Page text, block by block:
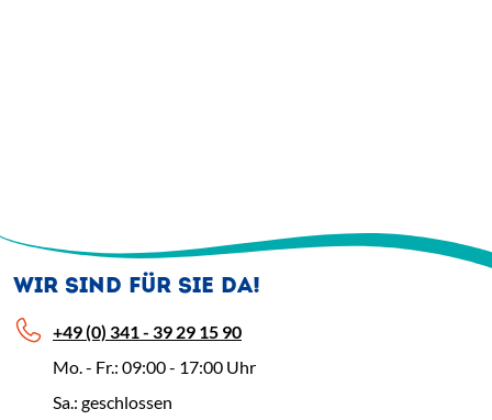
WIR SIND FÜR SIE DA!
+49 (0) 341 - 39 29 15 90
Mo. - Fr.: 09:00 - 17:00 Uhr
Sa.: geschlossen